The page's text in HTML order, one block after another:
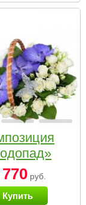
руб.
Купить